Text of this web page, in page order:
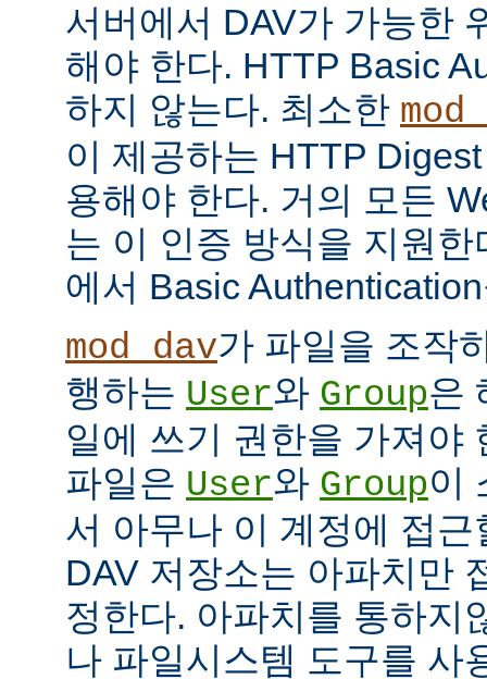
서버에서 DAV가 가능한
해야 한다. HTTP Basic
하지 않는다. 최소한
이 제공하는 HTTP
용해야 한다. 거의 모든
는 이 인증 방식을 지원
에서 Basic
mod_dav가 파일을 조작
행하는 User와 Group은
일에 쓰기 권한을 가져야
파일은 User와 Group이
서 아무나 이 계정에 접
DAV 저장소는 아파치만
정한다. 아파치를 통하지
나 파일시스템 도구를 사